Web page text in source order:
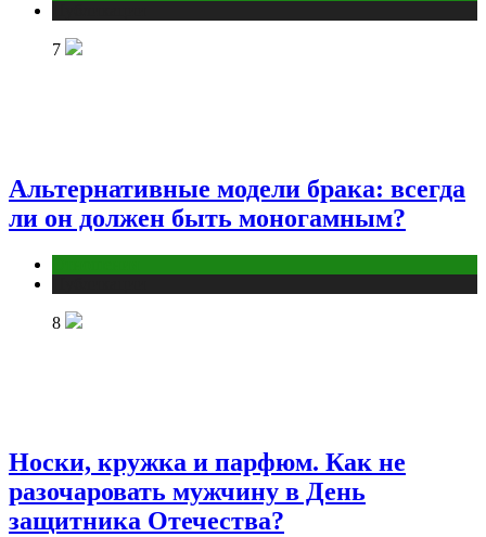
7
Альтернативные модели брака: всегда
ли он должен быть моногамным?
8
Носки, кружка и парфюм. Как не
разочаровать мужчину в День
защитника Отечества?